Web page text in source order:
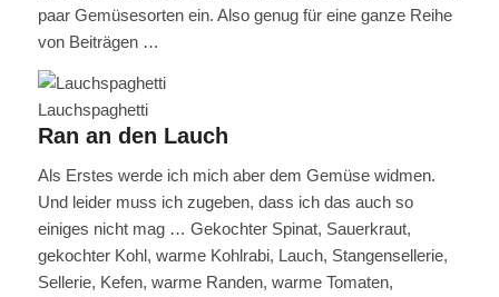
paar Gemüsesorten ein. Also genug für eine ganze Reihe
von Beiträgen …
Lauchspaghetti
Ran an den Lauch
Als Erstes werde ich mich aber dem Gemüse widmen.
Und leider muss ich zugeben, dass ich das auch so
einiges nicht mag … Gekochter Spinat, Sauerkraut,
gekochter Kohl, warme Kohlrabi, Lauch, Stangensellerie,
Sellerie, Kefen, warme Randen, warme Tomaten,